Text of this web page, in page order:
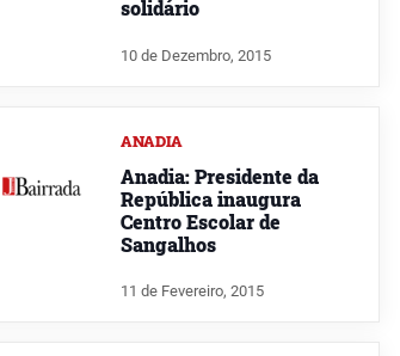
solidário
10 de Dezembro, 2015
ANADIA
Anadia: Presidente da
República inaugura
Centro Escolar de
Sangalhos
11 de Fevereiro, 2015